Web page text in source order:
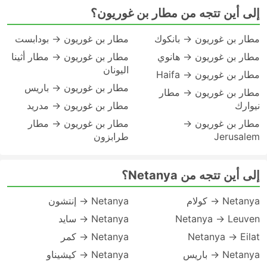
إلى أين تتجه من مطار بن غوريون؟
مطار بن غوريون → بانكوك
مطار بن غوريون → هانوي
مطار بن غوريون → Haifa
مطار بن غوريون → مطار
نيوارك
مطار بن غوريون →
Jerusalem
مطار بن غوريون → بودابست
مطار بن غوريون → مطار أثينا
اليونان
مطار بن غوريون → باريس
مطار بن غوريون → مدريد
مطار بن غوريون → مطار
طرابزون
إلى أين تتجه من Netanya؟
Netanya → كولام
Netanya → Leuven
Netanya → Eilat
Netanya → باريس
Netanya → إنتشون
Netanya → سايد
Netanya → کمر
Netanya → كيشيناو